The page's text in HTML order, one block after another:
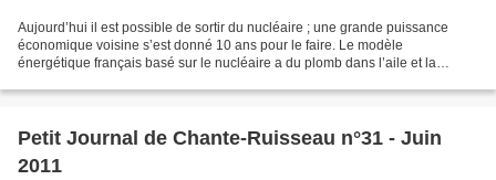
Aujourd’hui il est possible de sortir du nucléaire ; une grande puissance
économique voisine s’est donné 10 ans pour le faire. Le modèle
énergétique français basé sur le nucléaire a du plomb dans l’aile et la
Petit Journal de Chante-Ruisseau n°31 - Juin
2011